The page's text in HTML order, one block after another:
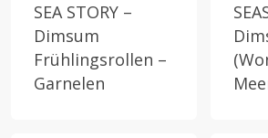
SEA STORY –
Dimsum
Frühlingsrollen –
Garnelen